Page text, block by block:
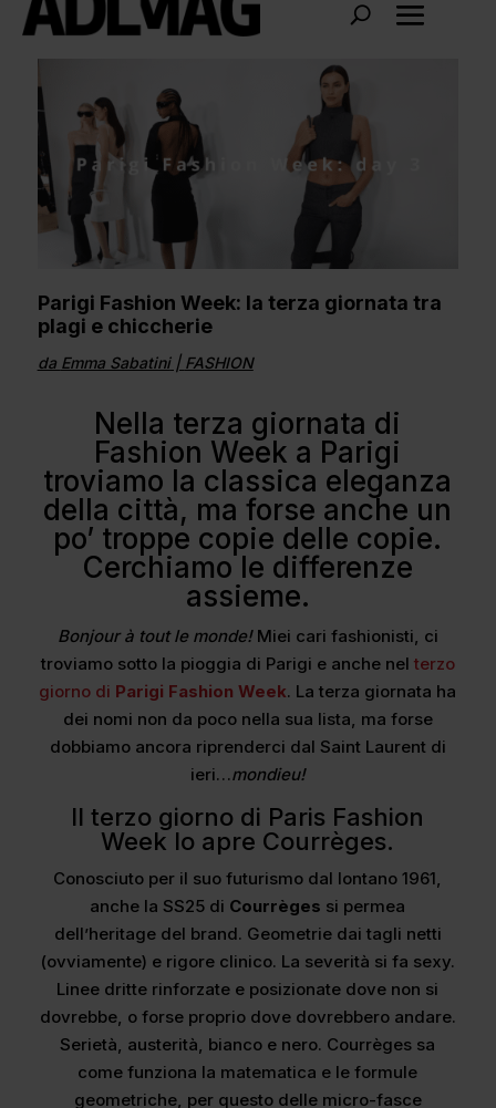
Parigi Fashion Week: la terza giornata tra
plagi e chiccherie
da Emma Sabatini| FASHION
Nella terza giornata di
Fashion Week a Parigi
troviamo la classica eleganza
della città, ma forse anche un
po’ troppe copie delle copie.
Cerchiamo le differenze
assieme.
Bonjour à tout le monde!Miei cari fashionisti, ci
troviamo sotto la pioggia di Parigi e anche nel terzo
giorno di Parigi Fashion Week. La terza giornata ha
dei nomi non da poco nella sua lista, ma forse
dobbiamo ancora riprenderci dal Saint Laurent di
ieri…mondieu!
ll terzo giorno di Paris Fashion
Week lo apre Courrèges.
Conosciuto per il suo futurismo dal lontano 1961,
anche la SS25 di Courrèges si permea
dell’heritage del brand. Geometrie dai tagli netti
(ovviamente) e rigore clinico. La severità si fa sexy.
Linee dritte rinforzate e posizionate dove non si
dovrebbe, o forse proprio dove dovrebbero andare.
Serietà, austerità, bianco e nero. Courrèges sa
come funziona la matematica e le formule
geometriche, per questo delle micro-fasce